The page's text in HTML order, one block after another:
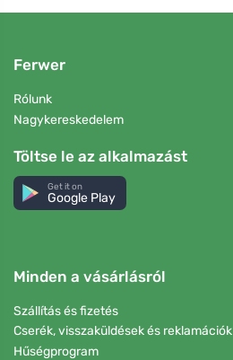
Ferwer
Rólunk
Nagykereskedelem
Töltse le az alkalmazást
Get it on
Google Play
Minden a vásárlásról
Szállítás és fizetés
Cserék, visszaküldések és reklamációk
Hűségprogram